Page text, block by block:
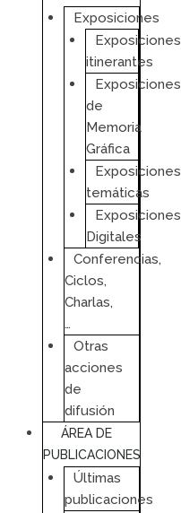
Exposiciones
Exposiciones
itinerantes
Exposiciones
de
Memoria
Gráfica
Exposiciones
temáticas
Exposiciones
Digitales
Conferencias,
Ciclos,
Charlas,
…
Otras
acciones
de
difusión
ÁREA DE
PUBLICACIONES
Últimas
publicaciones